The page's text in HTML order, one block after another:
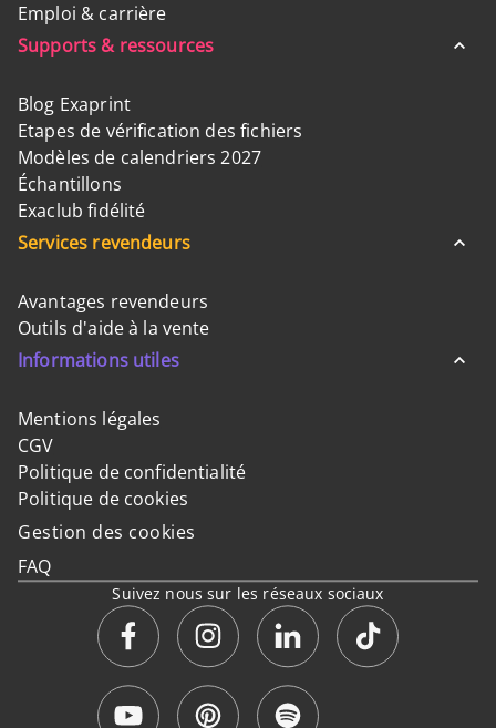
Emploi & carrière
Supports & ressources
Blog Exaprint
Etapes de vérification des fichiers
Modèles de calendriers 2027
Échantillons
Exaclub fidélité
Services revendeurs
Avantages revendeurs
Outils d'aide à la vente
Informations utiles
Mentions légales
CGV
Politique de confidentialité
Politique de cookies
Gestion des cookies
FAQ
Suivez nous sur les réseaux sociaux